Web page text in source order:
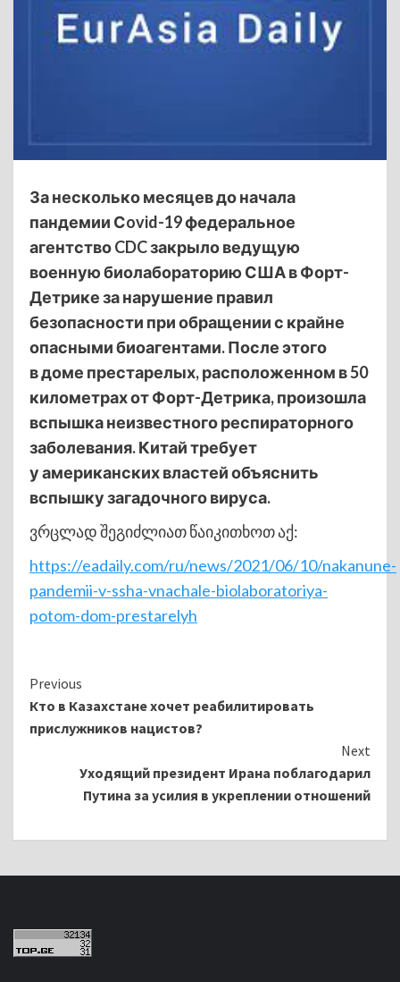
За несколько месяцев до начала
пандемии Сovid-19 федеральное
агентство CDC закрыло ведущую
военную биолабораторию США в Форт-
Детрике за нарушение правил
безопасности при обращении с крайне
опасными биоагентами. После этого
в доме престарелых, расположенном в 50
километрах от Форт-Детрика, произошла
вспышка неизвестного респираторного
заболевания. Китай требует
у американских властей объяснить
вспышку загадочного вируса.
ვრცლად შეგიძლიათ წაიკითხოთ აქ:
https://eadaily.com/ru/news/2021/06/10/nakanune-
pandemii-v-ssha-vnachale-biolaboratoriya-
potom-dom-prestarelyh
Continue
Reading
Previous
Кто в Казахстане хочет реабилитировать
прислужников нацистов?
Next
Уходящий президент Ирана поблагодарил
Путина за усилия в укреплении отношений